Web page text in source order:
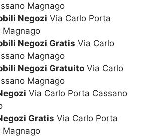
Magnago
Negozi Via Carlo Porta
Magnago
Negozi Gratis Via Carlo
Magnago
Negozi Gratuito Via Carlo
Magnago
Via Carlo Porta Cassano
Gratis Via Carlo Porta
Magnago